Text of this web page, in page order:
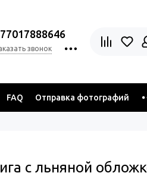
звонок
FAQ Отправка фотографий
с льняной